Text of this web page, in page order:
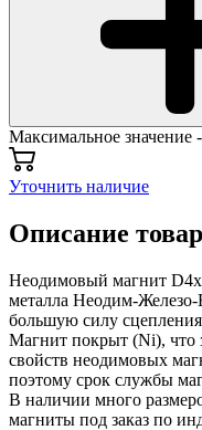
Максимальное значение -
Уточнить наличие
Описание
Неодимовый магнит
металла Неодим-
большую силу
Магнит покрыт (Ni), что
свойств неодимовых
поэтому срок службы
В наличии много
магниты под заказ по